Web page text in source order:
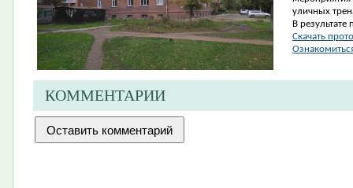
уличных
В
Скачать
КОММЕНТАРИИ